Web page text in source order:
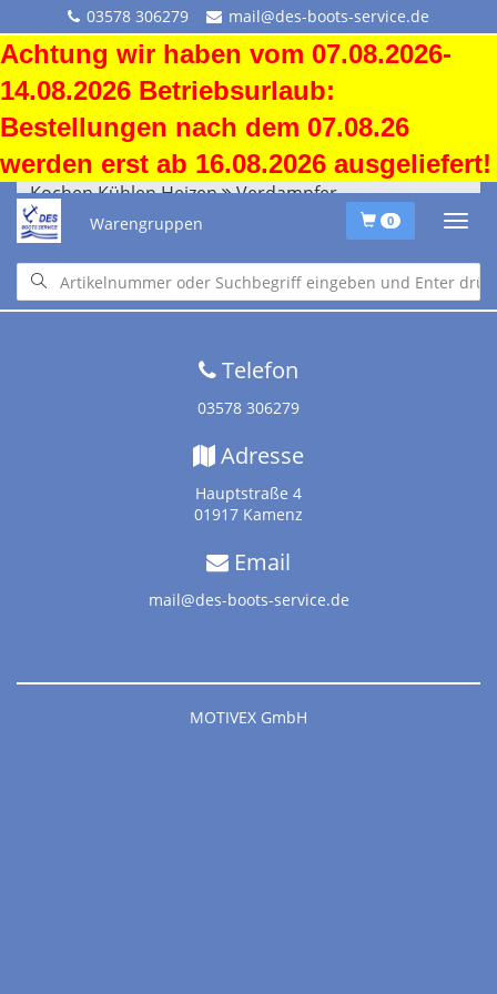
03578 306279 mail@des-boots-service.de
Achtung wir haben vom 07.08.2026-
14.08.2026 Betriebsurlaub:
Bestellungen nach dem 07.08.26
werden erst ab 16.08.2026 ausgeliefert!
Warengruppen 0
Kochen Kühlen Heizen Verdampfer
Startseite•Downloads•Versandkosten•
Impressum•Altölentsorgung
Telefon
03578 306279
Adresse
Hauptstraße 4
01917 Kamenz
Email
mail@des-boots-service.de
MOTIVEX GmbH